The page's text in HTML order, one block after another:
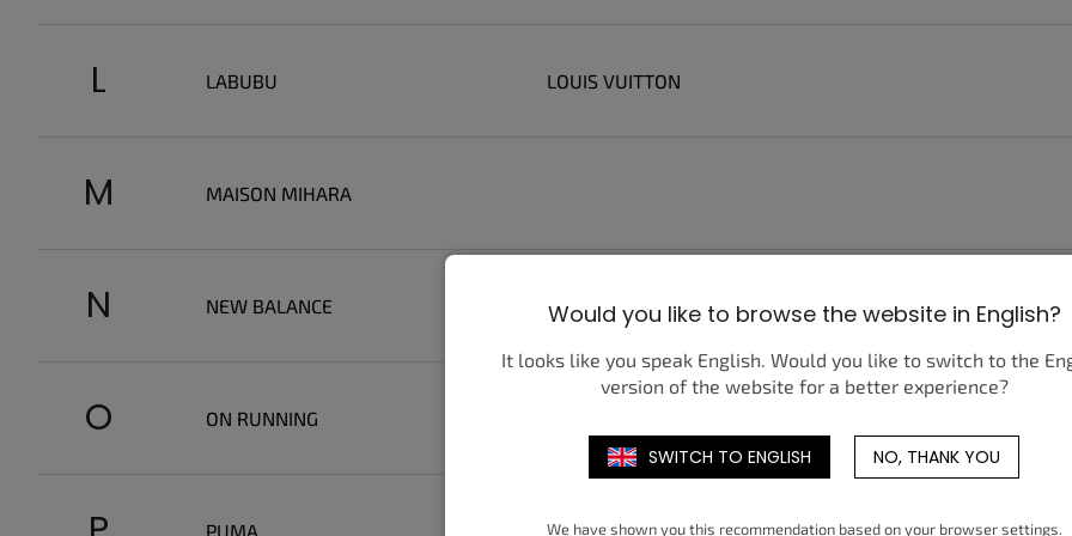
L LABUBU LOUIS VUITTON
M MAISON MIHARA
N NEW BALANCE NIKE
O ON RUNNING
PUMA
Would you like to browse the website in English?
It looks like you speak English. Would you like to switch to the
version of the website for a better experience?
SWITCH TO ENGLISH NO, THANK YOU
We have shown you this recommendation based on your browser settings.